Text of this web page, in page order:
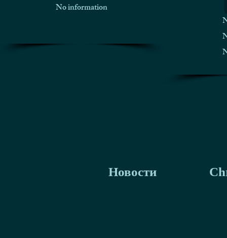
No information
Новости